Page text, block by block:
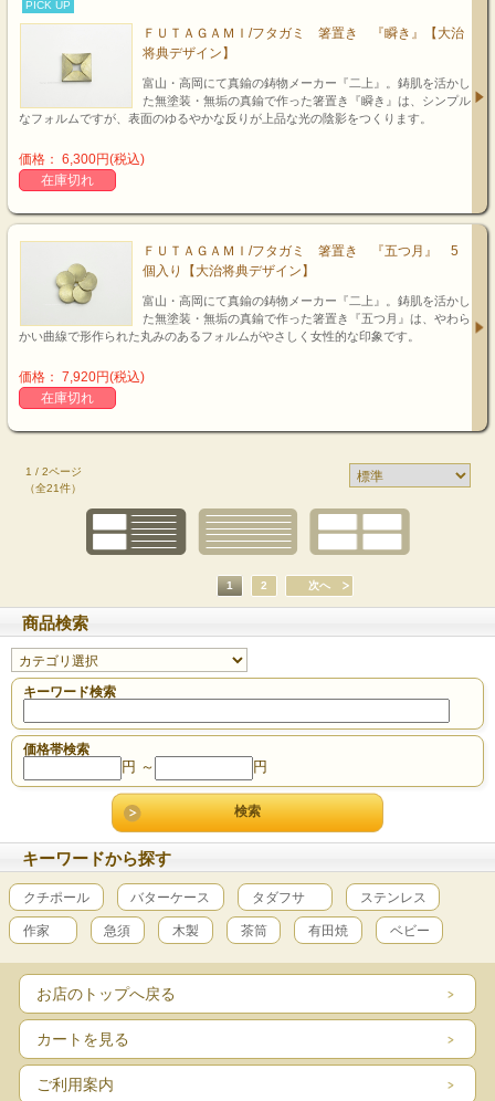
PICK UP
ＦＵＴＡＧＡＭＩ/フタガミ 箸置き 『瞬き』【大治
将典デザイン】
富山・高岡にて真鍮の鋳物メーカー『二上』。鋳肌を活かし
た無塗装・無垢の真鍮で作った箸置き『瞬き』は、シンプル
なフォルムですが、表面のゆるやかな反りが上品な光の陰影をつくります。
価格： 6,300円(税込)
在庫切れ
ＦＵＴＡＧＡＭＩ/フタガミ 箸置き 『五つ月』 5
個入り【大治将典デザイン】
富山・高岡にて真鍮の鋳物メーカー『二上』。鋳肌を活かし
た無塗装・無垢の真鍮で作った箸置き『五つ月』は、やわら
かい曲線で形作られた丸みのあるフォルムがやさしく女性的な印象です。
価格： 7,920円(税込)
在庫切れ
1 / 2ページ
（全21件）
1 2 次へ
商品検索
キーワード検索
価格帯検索
円 ～ 円
キーワードから探す
クチポール バターケース タダフサ ステンレス
作家 急須 木製 茶筒 有田焼 ベビー
お店のトップへ戻る
カートを見る
ご利用案内